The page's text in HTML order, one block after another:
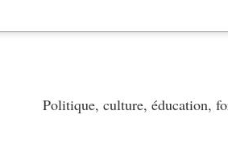
Politique, culture, éducation,